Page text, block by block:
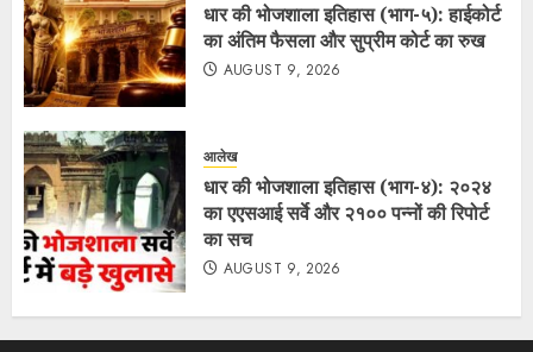
धार की भोजशाला इतिहास (भाग-५): हाईकोर्ट
का अंतिम फैसला और सुप्रीम कोर्ट का रुख
AUGUST 9, 2026
आलेख
धार की भोजशाला इतिहास (भाग-४): २०२४
का एएसआई सर्वे और २१०० पन्नों की रिपोर्ट
का सच
AUGUST 9, 2026